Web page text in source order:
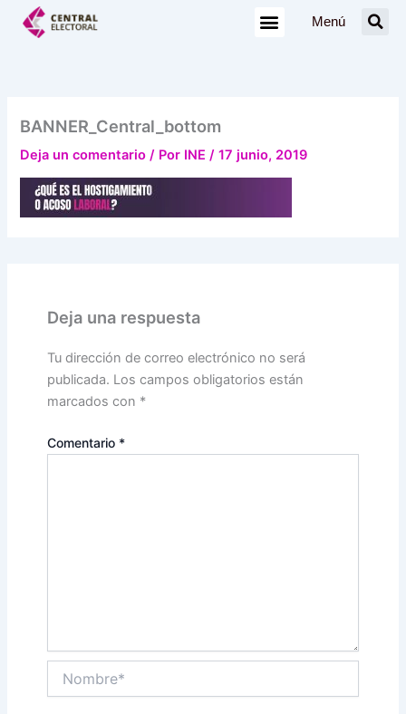
Menú
BANNER_Central_bottom
Deja un comentario / Por INE/17 junio, 2019
Deja una respuesta
Tu dirección de correo electrónico no será
publicada. Los campos obligatorios están
marcados con *
Comentario *